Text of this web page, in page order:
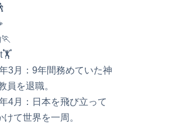
3月：9年間務めていた神
員を退職。
4月：日本を飛び立って
けて世界を一周。